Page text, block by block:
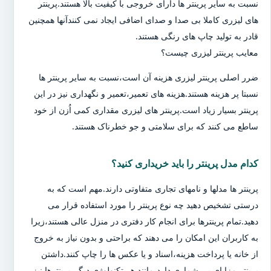
نسبت به سایر پرینتر ها دارای خروجی با کیفیت بالا هستند.پرینتر
های لیزری کاملا بی صدا و صدای اضافی ایجاد نمی کنندآنها همچنین
قادر به تولید چاپ های رنگی هستند.
معایب پرینتر لیزری چیست؟
ضرر اصلی پرینتر لیزری هزینه آن است،نسبت به سایر پرینتر ها
نسبتا پر هزینه هستند.هزینه های تعمیر،تعمیر و نگهداری نیز در این
پرینتر بسیار زیاد است.پرینتر های لیزری مقداری کمی اُزن از خود
ساطع می کنند که برای سلامتی و جو خطرناک هستند.
کدام مدل پرینتر را باید خریداری کنید؟
پرینتر ها مدلها و نامهای تجاری متفاوتی دارند.مهم است که به
درستی تشخیص دهید چه نوع پرینتر را مورد استفاده قرار می
دهید.تمام پرینترها برای انجام کار دفتری در منزل عالی هستند،زیرا
به کاربران این امکان را می دهند که براحتی و بدون نیاز به خروج
از خانه یا پرداخت هزینه،اسناد و یا عکس ها را چاپ کنند.داشتن